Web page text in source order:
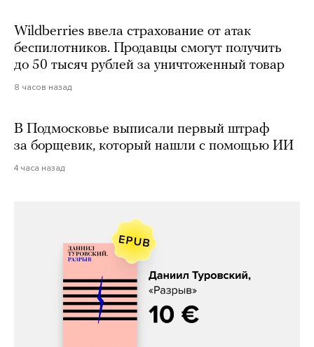
Wildberries ввела страхование от атак
беспилотников. Продавцы смогут получить
до 50 тысяч рублей за уничтоженный товар
8 часов назад
В Подмосковье выписали первый штраф
за борщевик, который нашли с помощью ИИ
4 часа назад